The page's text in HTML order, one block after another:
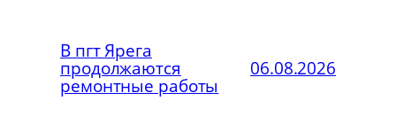
В пгт Ярега
продолжаются
ремонтные работы
06.08.2026